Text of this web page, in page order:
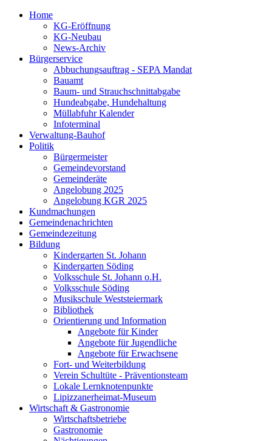
Home
KG-Eröffnung
KG-Neubau
News-Archiv
Bürgerservice
Abbuchungsauftrag - SEPA Mandat
Bauamt
Baum- und Strauchschnittabgabe
Hundeabgabe, Hundehaltung
Müllabfuhr Kalender
Infoterminal
Verwaltung-Bauhof
Politik
Bürgermeister
Gemeindevorstand
Gemeinderäte
Angelobung 2025
Angelobung KGR 2025
Kundmachungen
Gemeindenachrichten
Gemeindezeitung
Bildung
Kindergarten St. Johann
Kindergarten Söding
Volksschule St. Johann o.H.
Volksschule Söding
Musikschule Weststeiermark
Bibliothek
Orientierung und Information
Angebote für Kinder
Angebote für Jugendliche
Angebote für Erwachsene
Fort- und Weiterbildung
Verein Schultüte - Präventionsteam
Lokale Lernknotenpunkte
Lipizzanerheimat-Museum
Wirtschaft & Gastronomie
Wirtschaftsbetriebe
Gastronomie